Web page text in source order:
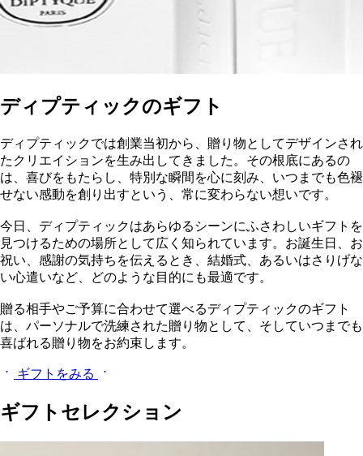
ディプティックのギフト
ディプティックでは創業当初から、贈り物としてデザインされ
たクリエイションを生み出してきました。その根底にあるの
は、喜びをもたらし、特別な瞬間を心に刻み、いつまでも色褪
せない感動を創り出すという、常に変わらない想いです。
今日、ディプティックはあらゆるシーンにふさわしいギフトを
見つけるための場所として広く知られています。お誕生日、お
祝い、感謝の気持ちを伝えるとき、結婚式、あるいはさりげな
い心遣いなど、どのような目的にも最適です。
贈る相手やご予算に合わせて選べるディプティックのギフト
は、パーソナルで洗練された贈り物として、そしていつまでも
喜ばれる贈り物をお約束します。
ギフトをみる
ギフトセレクション